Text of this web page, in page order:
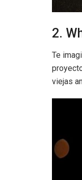
2.
Te
viejas